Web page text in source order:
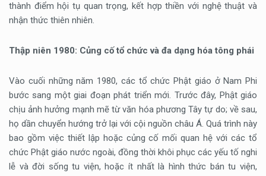
thành điểm hội tụ quan trọng, kết hợp thiền với nghệ thuật và
nhận thức thiên nhiên.
Thập niên 1980: Củng cố tổ chức và đa dạng hóa tông phái
Vào cuối những năm 1980, các tổ chức Phật giáo ở Nam Phi
bước sang một giai đoạn phát triển mới. Trước đây, Phật giáo
chịu ảnh hưởng mạnh mẽ từ văn hóa phương Tây tự do; về sau,
họ dần chuyển hướng trở lại với cội nguồn châu Á. Quá trình này
bao gồm việc thiết lập hoặc củng cố mối quan hệ với các tổ
chức Phật giáo nước ngoài, đồng thời khôi phục các yếu tố nghi
lễ và đời sống tu viện, hoặc ít nhất là hình thức bán tu viện,